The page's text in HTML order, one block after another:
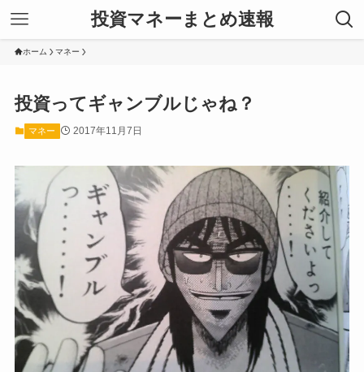
投資マネーまとめ速報
ホーム マネー
投資ってギャンブルじゃね？
マネー 2017年11月7日